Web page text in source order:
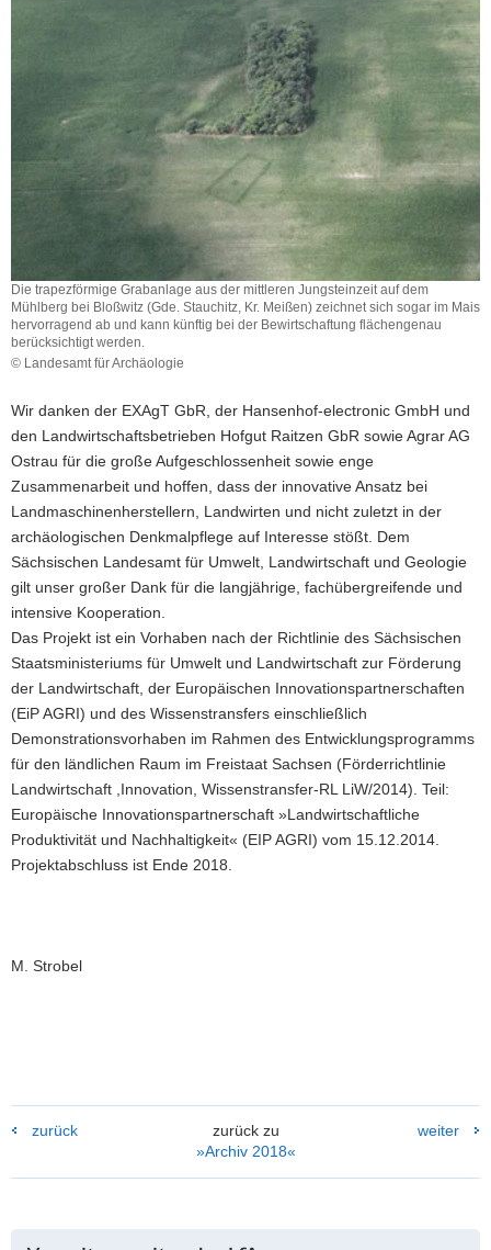
Die trapezförmige Grabanlage aus der mittleren Jungsteinzeit auf dem
Mühlberg bei Bloßwitz (Gde. Stauchitz, Kr. Meißen) zeichnet sich sogar im Mais
hervorragend ab und kann künftig bei der Bewirtschaftung flächengenau
berücksichtigt werden.
© Landesamt für Archäologie
trapezförmige
aus
der
mittleren
Jungsteinzeit
Mühlberg
bei
Bloßwitz
(Gde.
Kr.
Meißen)
zeichnet
sich
sogar
Mais
hervorragend
ab
und
Bewirtschaftung
Wir danken der EXAgT GbR, der Hansenhof-electronic GmbH und
den Landwirtschaftsbetrieben Hofgut Raitzen GbR sowie Agrar AG
Ostrau für die große Aufgeschlossenheit sowie enge
Zusammenarbeit und hoffen, dass der innovative Ansatz bei
Landmaschinenherstellern, Landwirten und nicht zuletzt in der
archäologischen Denkmalpflege auf Interesse stößt. Dem
Sächsischen Landesamt für Umwelt, Landwirtschaft und Geologie
gilt unser großer Dank für die langjährige, fachübergreifende und
intensive Kooperation.
Das Projekt ist ein Vorhaben nach der Richtlinie des Sächsischen
Staatsministeriums für Umwelt und Landwirtschaft zur Förderung
der Landwirtschaft, der Europäischen Innovationspartnerschaften
(EiP AGRI) und des Wissenstransfers einschließlich
Demonstrationsvorhaben im Rahmen des Entwicklungsprogramms
für den ländlichen Raum im Freistaat Sachsen (Förderrichtlinie
Landwirtschaft ,Innovation, Wissenstransfer-RL LiW/2014). Teil:
Europäische Innovationspartnerschaft »Landwirtschaftliche
Produktivität und Nachhaltigkeit« (EIP AGRI) vom 15.12.2014.
Projektabschluss ist Ende 2018.
M. Strobel
zurück
zurück zu
»Archiv 2018«
weiter